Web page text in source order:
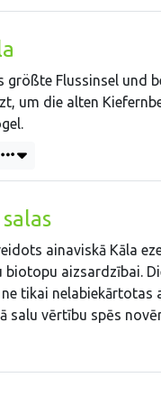
größte Flussinsel und
um die alten
ainaviskā Kāla
biotopu aizsardzībai.
tikai nelabiekārtotas
salu vērtību spēs